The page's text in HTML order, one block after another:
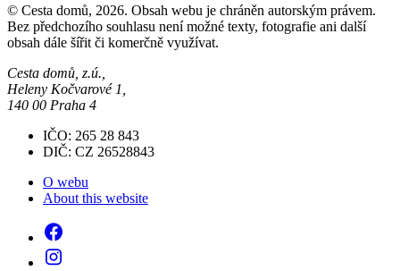
© Cesta domů, 2026. Obsah webu je chráněn autorským právem.
Bez předchozího souhlasu není možné texty, fotografie ani další
obsah dále šířit či komerčně využívat.
Cesta domů, z.ú.,
Heleny Kočvarové 1,
140 00 Praha 4
IČO: 265 28 843
DIČ: CZ 26528843
O webu
About this website